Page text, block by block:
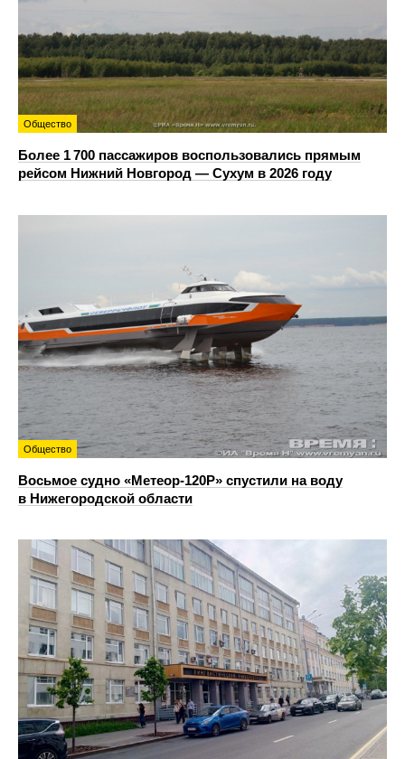
Общество
Более 1 700 пассажиров воспользовались прямым
рейсом Нижний Новгород — Сухум в 2026 году
Общество
Восьмое судно «Метеор-120Р» спустили на воду
в Нижегородской области